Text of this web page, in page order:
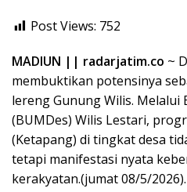
Post Views: 752
MADIUN || radarjatim.co ~
membuktikan potensinya
lereng Gunung Wilis. Melalui
(BUMDes) Wilis Lestari,
(Ketapang) di tingkat desa
tetapi manifestasi nyata
kerakyatan.(jumat 08/5/2026).